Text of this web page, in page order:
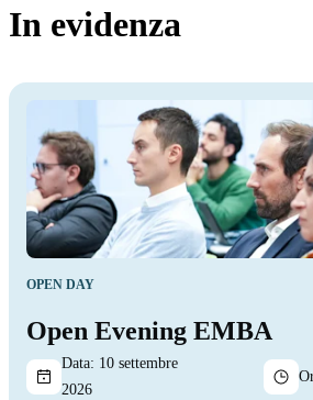
In evidenza
OPEN DAY
Open Evening EMBA
Data: 10 settembre
2026